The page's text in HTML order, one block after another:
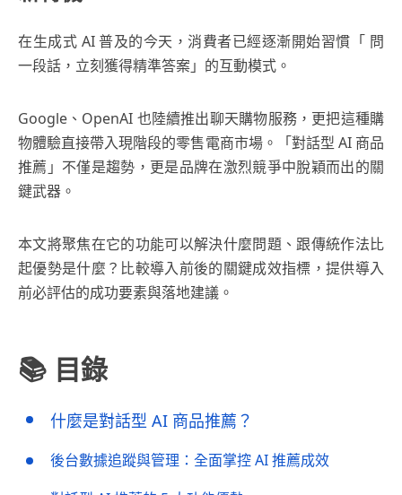
在生成式 AI 普及的今天，消費者已經逐漸開始習慣「 問
一段話，立刻獲得精準答案」的互動模式。
Google、OpenAI 也陸續推出聊天購物服務，更把這種購
物體驗直接帶入現階段的零售電商市場。「對話型 AI 商品
推薦」不僅是趨勢，更是品牌在激烈競爭中脫穎而出的關
鍵武器。
本文將聚焦在它的功能可以解決什麼問題、跟傳統作法比
起優勢是什麼？比較導入前後的關鍵成效指標，提供導入
前必評估的成功要素與落地建議。
📚 目錄
什麼是對話型 AI 商品推薦？
後台數據追蹤與管理：全面掌控 AI 推薦成效